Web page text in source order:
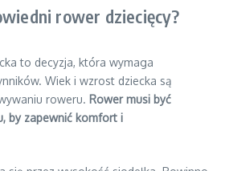
rower dziecięcy?
to decyzja, która wymaga
Wiek i wzrost dziecka są
roweru. Rower musi być
by zapewnić komfort i